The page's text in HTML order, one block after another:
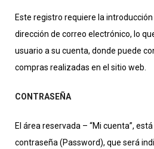
Este registro requiere la
dirección de correo electrónico, lo
usuario a su cuenta, donde puede
compras realizadas en el sitio web.
CONTRASEÑA
El área reservada – “Mi cuenta”,
contraseña (Password), que será